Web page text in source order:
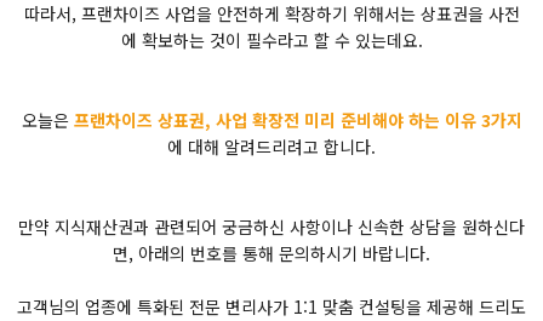
따라서, 프랜차이즈 사업을 안전하게 확장하기 위해서는 상표권을 사전
에 확보하는 것이 필수라고 할 수 있는데요.
오늘은 프랜차이즈 상표권, 사업 확장전 미리 준비해야 하는 이유 3가지
에 대해 알려드리려고 합니다.
만약 지식재산권과 관련되어 궁금하신 사항이나 신속한 상담을 원하신다
면, 아래의 번호를 통해 문의하시기 바랍니다.
고객님의 업종에 특화된 전문 변리사가 1:1 맞춤 컨설팅을 제공해 드리도